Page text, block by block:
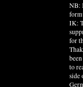
NB:
IK:
for
to
side